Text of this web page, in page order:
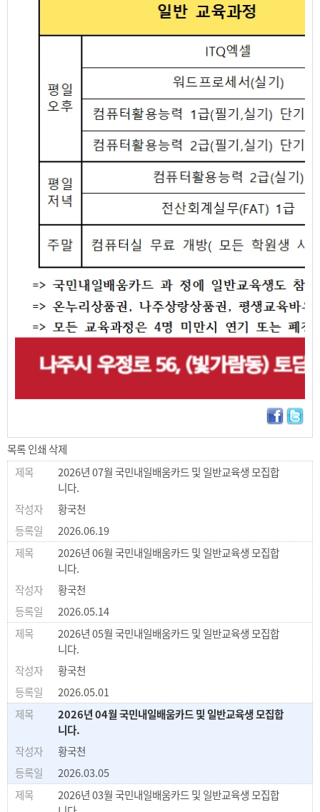
목록인쇄 삭제
2026년 07월 국민내일배움카드 및 일반교육생 모집합
니다.
황국천
2026.06.19
2026년 06월 국민내일배움카드 및 일반교육생 모집합
니다.
황국천
2026.05.14
2026년 05월 국민내일배움카드 및 일반교육생 모집합
니다.
황국천
2026.05.01
2026년 04월 국민내일배움카드 및 일반교육생 모집합
니다.
황국천
2026.03.05
2026년 03월 국민내일배움카드 및 일반교육생 모집합